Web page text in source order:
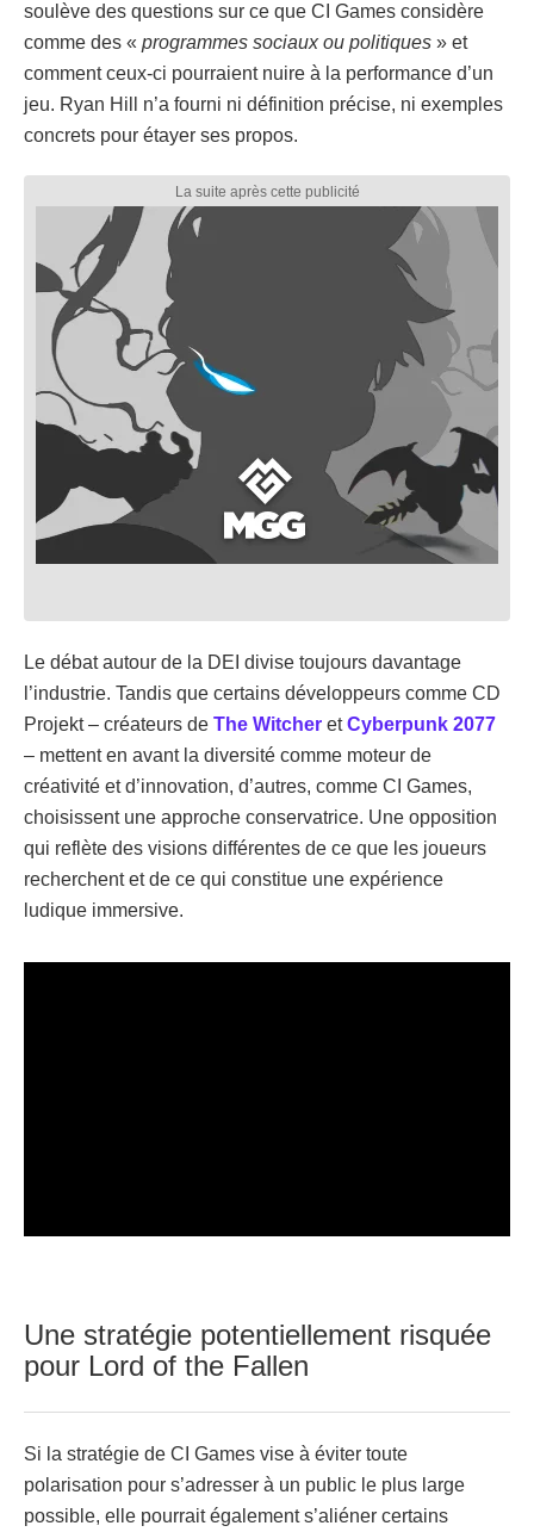
soulève des questions sur ce que CI Games considère
comme des « programmes sociaux ou politiques » et
comment ceux-ci pourraient nuire à la performance d’un
jeu. Ryan Hill n’a fourni ni définition précise, ni exemples
concrets pour étayer ses propos.
Le débat autour de la DEI divise toujours davantage
l’industrie. Tandis que certains développeurs comme CD
Projekt – créateurs de The Witcher etCyberpunk 2077
– mettent en avant la diversité comme moteur de
créativité et d’innovation, d’autres, comme CI Games,
choisissent une approche conservatrice. Une opposition
qui reflète des visions différentes de ce que les joueurs
recherchent et de ce qui constitue une expérience
ludique immersive.
Une stratégie potentiellement risquée
pour Lord of the Fallen
Si la stratégie de CI Games vise à éviter toute
polarisation pour s’adresser à un public le plus large
possible, elle pourrait également s’aliéner certains